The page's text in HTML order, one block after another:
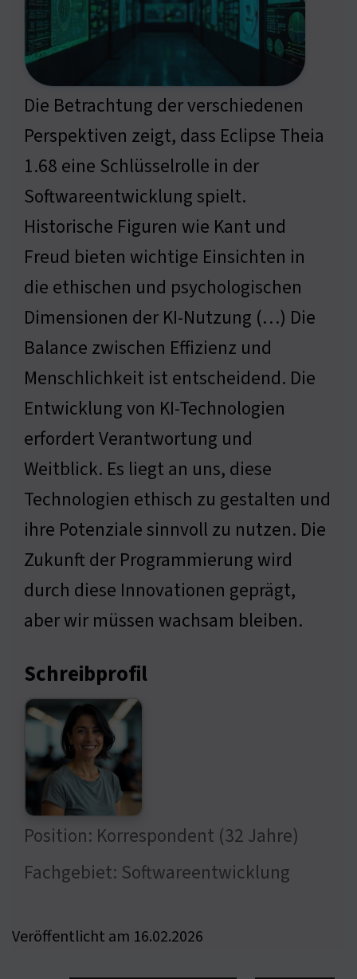
Die Betrachtung der verschiedenen
Perspektiven zeigt, dass Eclipse Theia
1.68 eine Schlüsselrolle in der
Softwareentwicklung spielt.
Historische Figuren wie Kant und
Freud bieten wichtige Einsichten in
die ethischen und psychologischen
Dimensionen der KI-Nutzung (…) Die
Balance zwischen Effizienz und
Menschlichkeit ist entscheidend. Die
Entwicklung von KI-Technologien
erfordert Verantwortung und
Weitblick. Es liegt an uns, diese
Technologien ethisch zu gestalten und
ihre Potenziale sinnvoll zu nutzen. Die
Zukunft der Programmierung wird
durch diese Innovationen geprägt,
aber wir müssen wachsam bleiben.
Schreibprofil
Position: Korrespondent (32 Jahre)
Fachgebiet: Softwareentwicklung
Veröffentlicht am 16.02.2026